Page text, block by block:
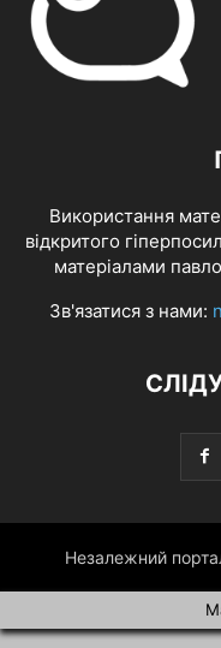
Використання
відкритого
матеріалами
Зв'язатися з нами:
Незалежний